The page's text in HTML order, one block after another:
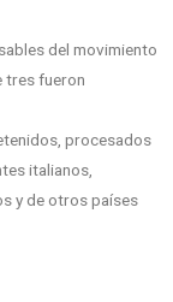
del movimiento
tres fueron
procesados
italianos,
y de otros países